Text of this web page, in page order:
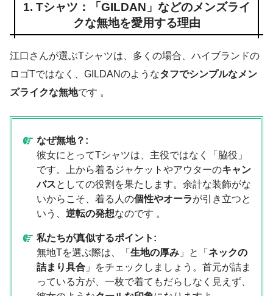
1. Tシャツ：「GILDAN」などのメンズライ
クな無地を愛用する理由
江口さんが選ぶTシャツは、多くの場合、ハイブランドの
ロゴTではなく、GILDANのようなタフでシンプルなメン
ズライクな無地です 。
なぜ無地？:
彼女にとってTシャツは、主役ではなく「脇役」
です。上から着るジャケットやアウターのキャン
バスとしての役割を果たします。余計な装飾がな
いからこそ、着る人の個性やオーラが引き立つと
いう、 逆転の発想なのです 。
私たちが真似するポイント:
無地Tを選ぶ際は、「 生地の厚み 」と「 ネックの
詰まり具合 」をチェックしましょう。首元が詰ま
っている方が、一枚で着てもだらしなく見えず、